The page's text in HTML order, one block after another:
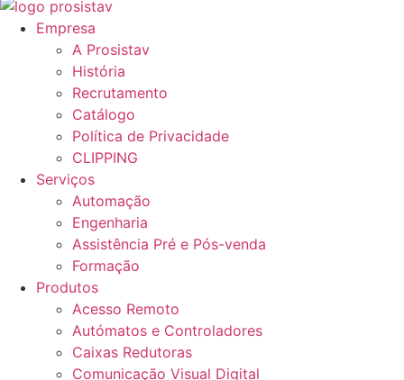
Empresa
A Prosistav
História
Recrutamento
Catálogo
Política de Privacidade
CLIPPING
Serviços
Automação
Engenharia
Assistência Pré e Pós-venda
Formação
Produtos
Acesso Remoto
Autómatos e Controladores
Caixas Redutoras
Comunicação Visual Digital